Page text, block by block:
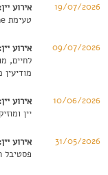
19/07/2026
אירוע יין:
טעימת Corton Charlemagne – חווייה שקשה לתאר במילים
09/07/2026
אירוע יין:
לחיים,
10/06/2026
אירוע יין:
יין
31/05/2026
אירוע יין:
פסטיבל